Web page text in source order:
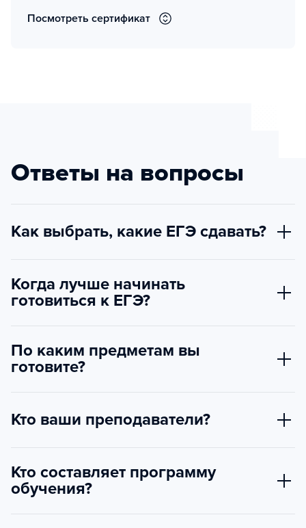
Посмотреть сертификат
Ответы на вопросы
Как выбрать, какие ЕГЭ сдавать?
Когда лучше начинать
готовиться к ЕГЭ?
По каким предметам вы
готовите?
Кто ваши преподаватели?
Кто составляет программу
обучения?